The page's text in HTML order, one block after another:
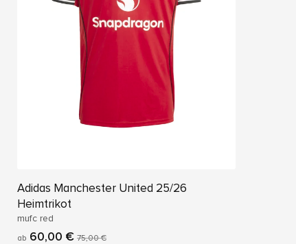
Adidas Manchester United 25/26
Heimtrikot
mufc red
ab 60,00 € 75,00 €